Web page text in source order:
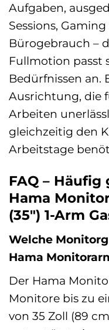
Aufgaben,
Sessions,
Bürogebrauch –
Fullmotion passt
Bedürfnissen an.
Ausrichtung, die
Arbeiten
gleichzeitig den
Arbeitstage
FAQ –
Hama
(35″) 1-Arm
Welche
Hama
Der Hama
Monitore bis zu
von 35 Zoll (89